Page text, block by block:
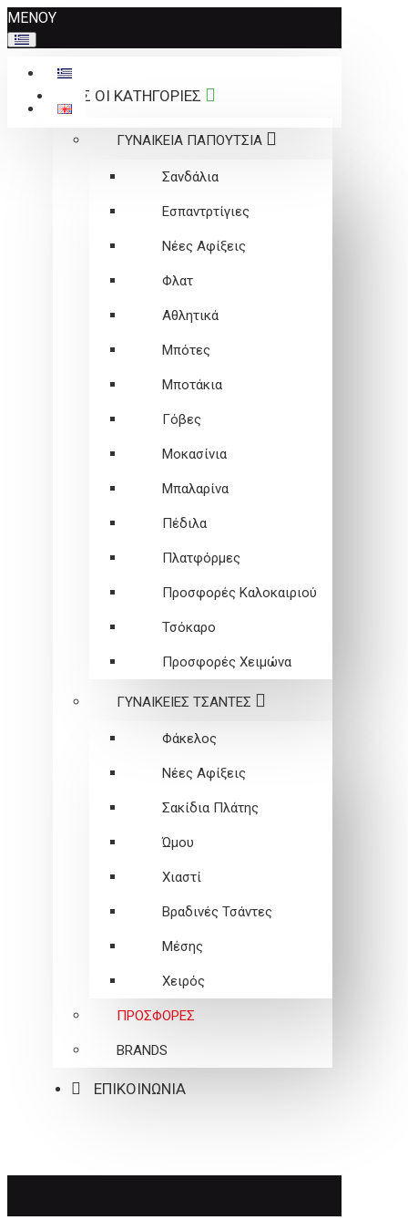
Σημείωση:
Αυτός
ο
ιστότοπος
περιλαμβάνει
ΜΕΝΟΥ
ΟΛΕΣ ΟΙ ΚΑΤΗΓΟΡΙΕΣ
ΓΥΝΑΙΚΕΙΑ ΠΑΠΟΥΤΣΙΑ
Σανδάλια
Εσπαντρτίγιες
Νέες Αφίξεις
Φλατ
Αθλητικά
Μπότες
Μποτάκια
Γόβες
Μοκασίνια
Μπαλαρίνα
Πέδιλα
Πλατφόρμες
Προσφορές Καλοκαιριού
Τσόκαρο
Προσφορές Χειμώνα
ΓΥΝΑΙΚΕΙEΣ ΤΣΑΝΤΕΣ
Φάκελος
Νέες Αφίξεις
Σακίδια Πλάτης
Ώμου
Χιαστί
Βραδινές Τσάντες
Μέσης
Χειρός
ΠΡΟΣΦΟΡΕΣ
BRANDS
ΕΠΙΚΟΙΝΩΝΙΑ